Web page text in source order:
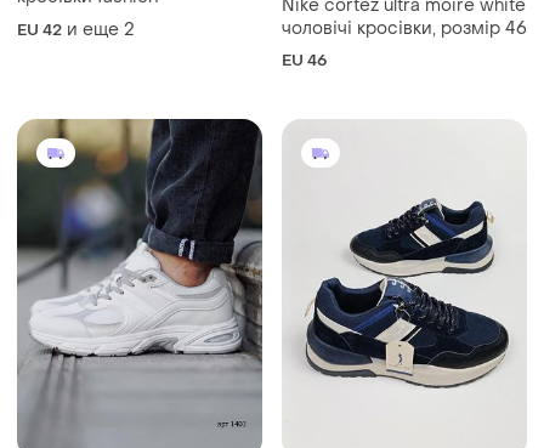
EU 42 и еще 2
Nike cortez ultra moire white
чоловічі кросівки, розмір 46
EU 46